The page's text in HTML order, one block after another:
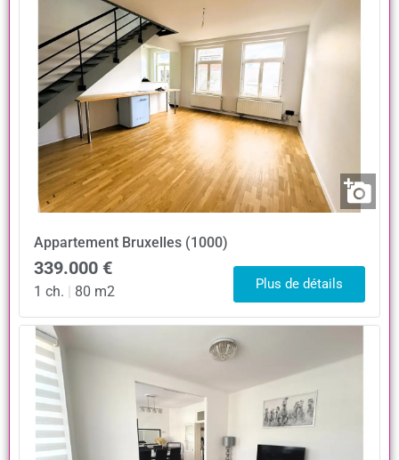
Appartement Bruxelles (1000)
339.000 €
1 ch. 80 m2 Plus de détails